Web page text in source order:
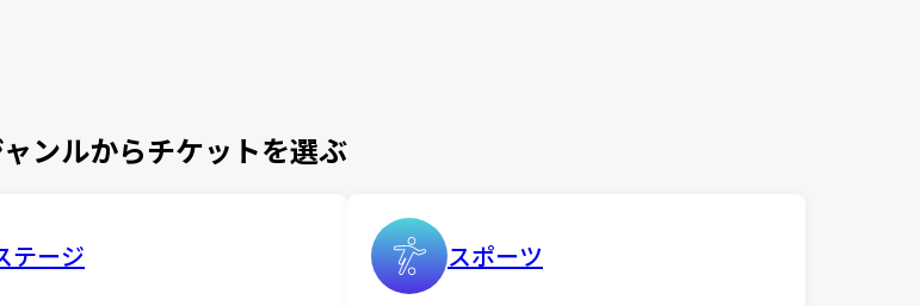
ンルからチケットを選ぶ
テージ スポーツ